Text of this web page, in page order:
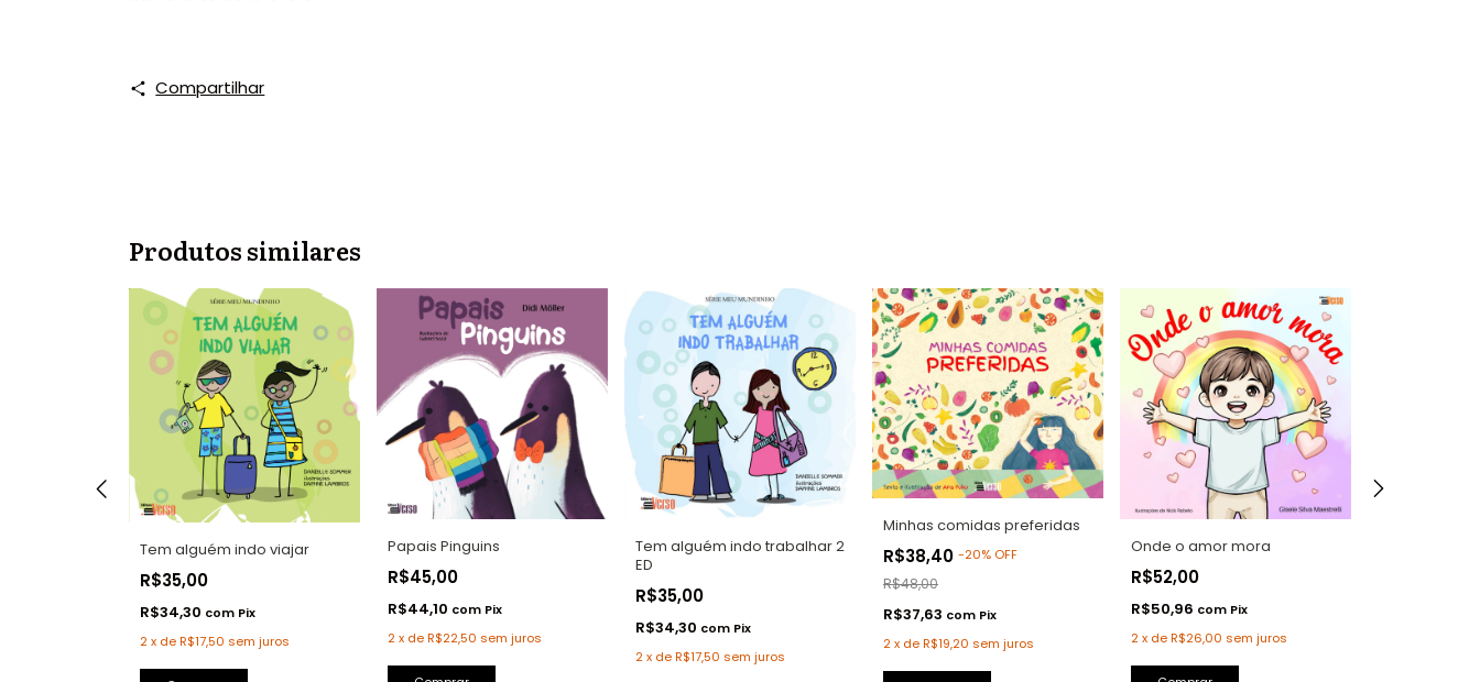
Compartilhar
Produtos similares
Tem alguém indo viajar
R$35,00
R$34,30 com Pix
2x deR$17,50 sem juros
Papais Pinguins
R$45,00
R$44,10 com Pix
2x deR$22,50 sem juros
Tem alguém indo trabalhar 2
ED
R$35,00
R$34,30 com Pix
2x deR$17,50 sem juros
Minhas comidas preferidas
R$38,40 -20% OFF
R$48,00
R$37,63 com Pix
2x deR$19,20 sem juros
Onde o amor mora
R$52,00
R$50,96 com Pix
2x deR$26,00 sem juros